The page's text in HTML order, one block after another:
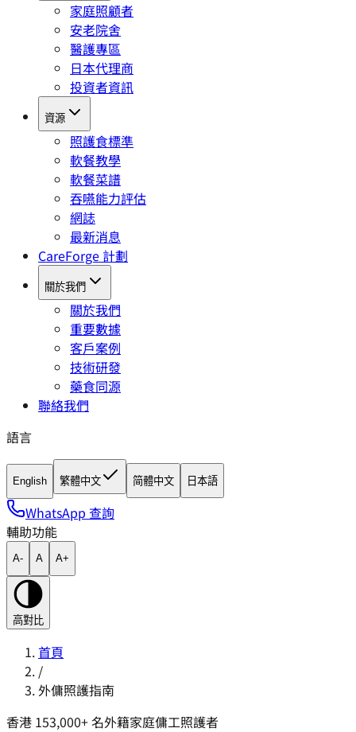
家庭照顧者
安老院舍
醫護專區
日本代理商
投資者資訊
資源
照護食標準
軟餐教學
軟餐菜譜
吞嚥能力評估
網誌
最新消息
CareForge 計劃
關於我們
關於我們
重要數據
客戶案例
技術研發
藥食同源
聯絡我們
語言
English 繁體中文 简體中文 日本語
WhatsApp 查詢
輔助功能
A- A A+
高對比
首頁
/
外傭照護指南
香港 153,000+ 名外籍家庭傭工照護者